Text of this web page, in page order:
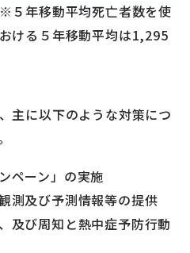
※５年移動平均死亡者数を使
ける５年移動平均は1,295
主に以下のような対策につ
ペーン」の実施
測及び予測情報等の提供
及び周知と熱中症予防行動